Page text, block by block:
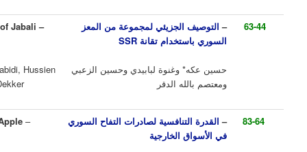
الجزيئي لمجموعة من المعز
وغنوة لبابيدي وحسين الزعبي
–
Molecular Characterization of Jabali
Hessain Ekkeh*, Ghinwa Lababidi, Hussien
Alzubi and Moatasembellah Dekker
لصادرات التفاح السوري
–
Competitiveness of Syrian Apple